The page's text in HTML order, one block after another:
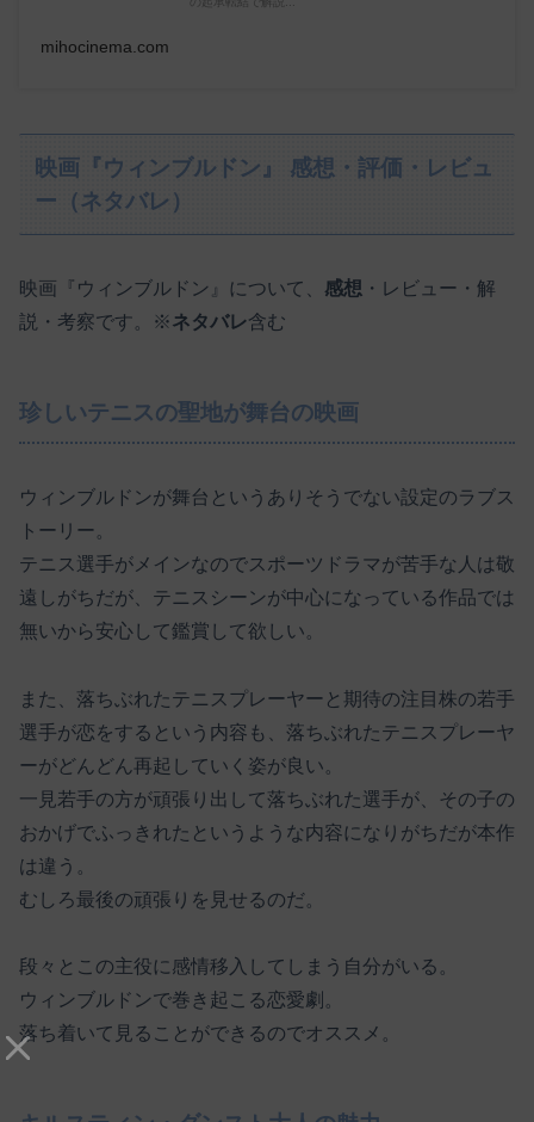
mihocinema.com
映画『ウィンブルドン』 感想・評価・レビュ
ー（ネタバレ）
映画『ウィンブルドン』について、 感想 ・レビュー・解
説・考察です。※ネタバレ含む
珍しいテニスの聖地が舞台の映画
ウィンブルドンが舞台というありそうでない設定のラブス
トーリー。
テニス選手がメインなのでスポーツドラマが苦手な人は敬
遠しがちだが、テニスシーンが中心になっている作品では
無いから安心して鑑賞して欲しい。
また、落ちぶれたテニスプレーヤーと期待の注目株の若手
選手が恋をするという内容も、落ちぶれたテニスプレーヤ
ーがどんどん再起していく姿が良い。
一見若手の方が頑張り出して落ちぶれた選手が、その子の
おかげでふっきれたというような内容になりがちだが本作
は違う。
むしろ最後の頑張りを見せるのだ。
段々とこの主役に感情移入してしまう自分がいる。
ウィンブルドンで巻き起こる恋愛劇。
落ち着いて見ることができるのでオススメ。